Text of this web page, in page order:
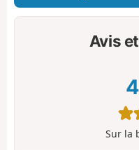
Avis
Sur la